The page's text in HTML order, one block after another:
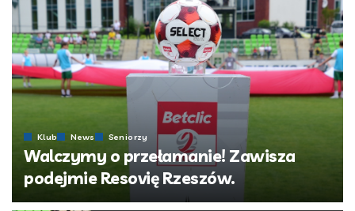
Klub News Seniorzy
Walczymy o przełamanie! Zawisza
podejmie Resovię Rzeszów.
Napisane przez Zawisza Bydgoszcz